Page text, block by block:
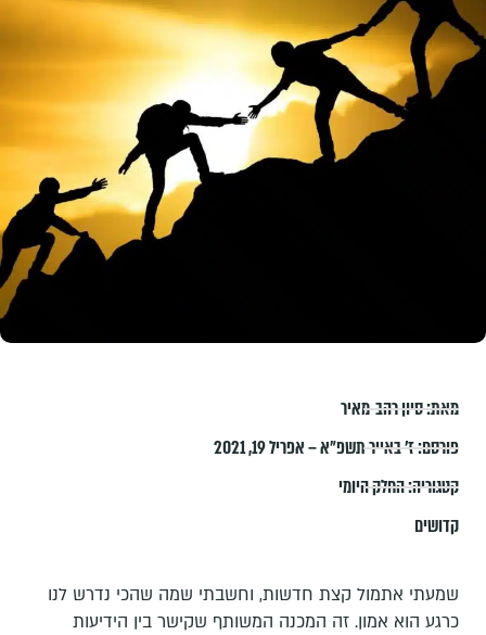
מאת:סיון רהב-מאיר
פורסם:ז׳ באייר תשפ״א – אפריל 19, 2021
קטגוריה:החלק היומי
קדושים
שמעתי אתמול קצת חדשות, וחשבתי שמה שהכי נדרש לנו
כרגע הוא אמון. זה המכנה המשותף שקישר בין הידיעות